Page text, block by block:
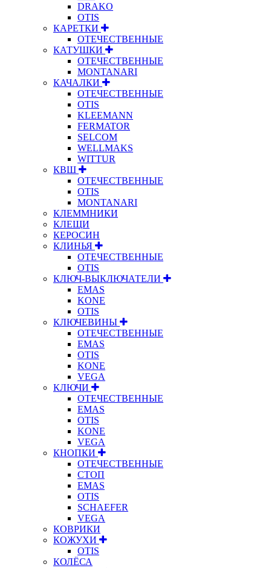
DRAKO
OTIS
КАРЕТКИ
ОТЕЧЕСТВЕННЫЕ
КАТУШКИ
ОТЕЧЕСТВЕННЫЕ
MONTANARI
КАЧАЛКИ
ОТЕЧЕСТВЕННЫЕ
OTIS
KLEEMANN
FERMATOR
SELCOM
WELLMAKS
WITTUR
КВШ
ОТЕЧЕСТВЕННЫЕ
OTIS
MONTANARI
КЛЕММНИКИ
КЛЕЩИ
КЕРОСИН
КЛИНЬЯ
ОТЕЧЕСТВЕННЫЕ
OTIS
КЛЮЧ-ВЫКЛЮЧАТЕЛИ
EMAS
KONE
OTIS
КЛЮЧЕВИНЫ
ОТЕЧЕСТВЕННЫЕ
EMAS
OTIS
KONE
VEGA
КЛЮЧИ
ОТЕЧЕСТВЕННЫЕ
EMAS
OTIS
KONE
VEGA
КНОПКИ
ОТЕЧЕСТВЕННЫЕ
СТОП
EMAS
OTIS
SCHAEFER
VEGA
КОВРИКИ
КОЖУХИ
OTIS
КОЛЁСА